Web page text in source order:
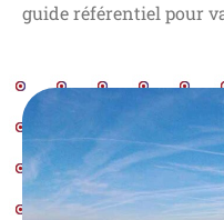
guide référentiel pour